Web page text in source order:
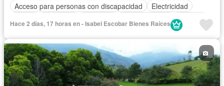
Acceso para personas con discapacidad
Electricidad
Internet
Cancha de tenis
Agua
Hace 2 días, 17 horas en - Isabel Escobar Bienes Raíces